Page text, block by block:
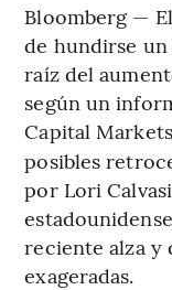
Bloomberg —
de hundirse un
raíz del
según un
Capital
posibles
por Lori
reciente alza y
exageradas.